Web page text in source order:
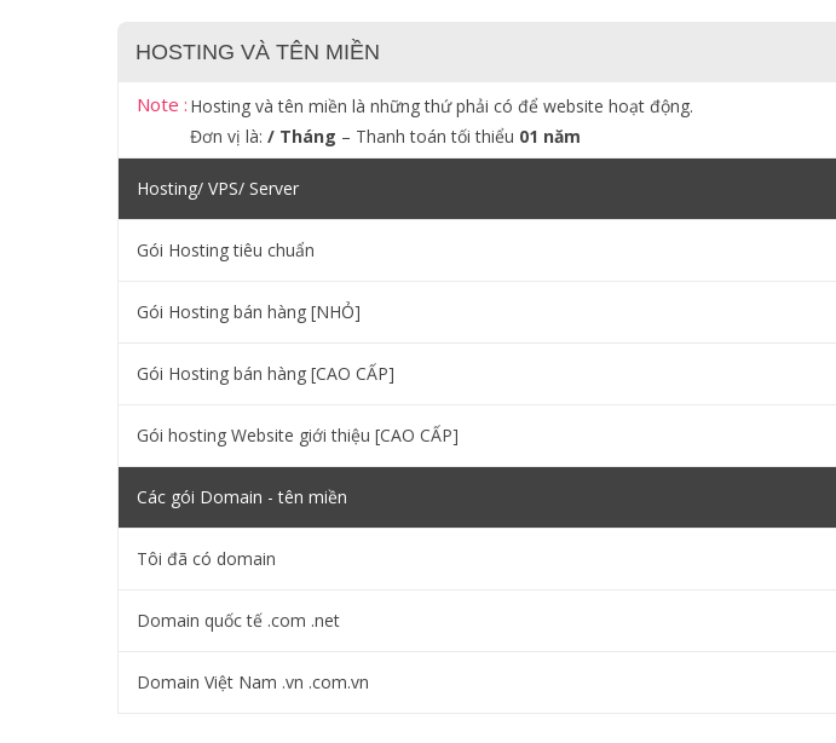
HOSTING VÀ TÊN MIỀN
Note : Hosting và tên miền là những thứ phải có để website hoạt động.
Đơn vị là: / Tháng – Thanh toán tối thiểu 01 năm
Hosting/ VPS/ Server
Gói Hosting tiêu chuẩn
Gói Hosting bán hàng [NHỎ]
Gói Hosting bán hàng [CAO CẤP]
Gói hosting Website giới thiệu [CAO CẤP]
Các gói Domain - tên miền
Tôi đã có domain
Domain quốc tế .com .net
Domain Việt Nam .vn .com.vn